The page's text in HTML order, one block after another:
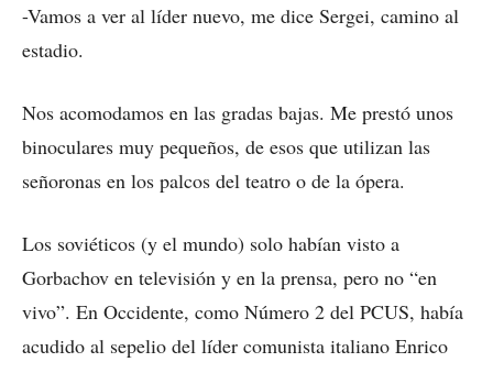
-Vamos a ver al líder nuevo, me dice Sergei, camino al
estadio.
Nos acomodamos en las gradas bajas. Me prestó unos
binoculares muy pequeños, de esos que utilizan las
señoronas en los palcos del teatro o de la ópera.
Los soviéticos (y el mundo) solo habían visto a
Gorbachov en televisión y en la prensa, pero no “en
vivo”. En Occidente, como Número 2 del PCUS, había
acudido al sepelio del líder comunista italiano Enrico